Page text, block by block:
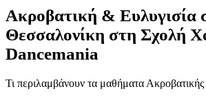
Ακροβατική & Ευλυγισία
Θεσσαλονίκη στη Σχολή
Dancemania
Τι περιλαμβάνουν τα μαθήματα